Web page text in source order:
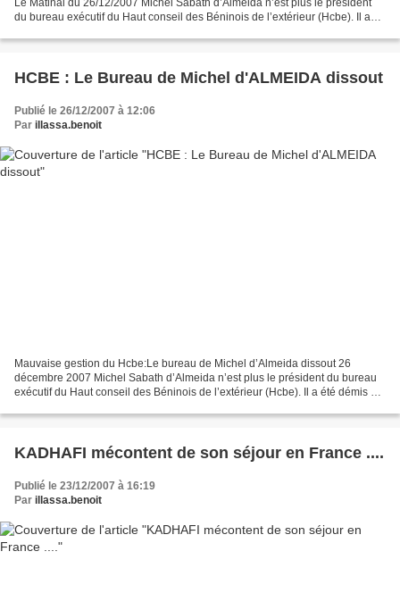
du bureau exécutif du Haut conseil des Béninois de l’extérieur (Hcbe). Il a
HCBE : Le Bureau de Michel d'ALMEIDA dissout
Publié le 26/12/2007 à 12:06
Par illassa.benoit
Mauvaise gestion du Hcbe:Le bureau de Michel d’Almeida dissout 26
décembre 2007 Michel Sabath d’Almeida n’est plus le président du bureau
exécutif du Haut conseil des Béninois de l’extérieur (Hcbe). Il a été démis de
KADHAFI mécontent de son séjour en France ....
Publié le 23/12/2007 à 16:19
Par illassa.benoit